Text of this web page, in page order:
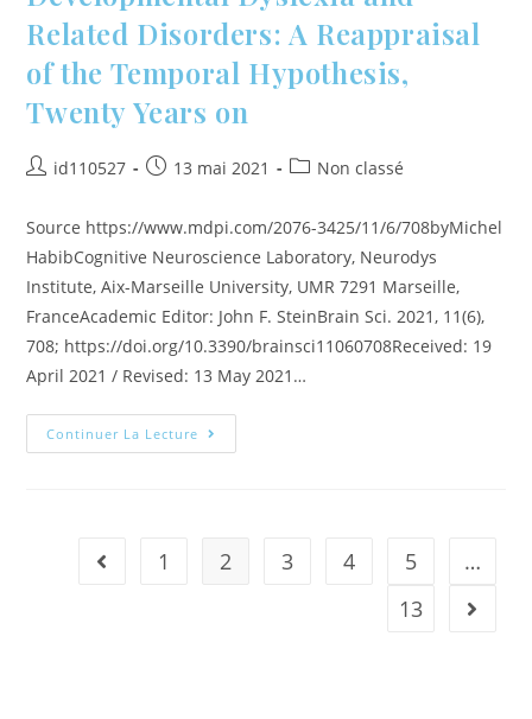
Related Disorders: A Reappraisal
of the Temporal Hypothesis,
Twenty Years on
id110527 13 mai 2021 Non classé
Source https://www.mdpi.com/2076-3425/11/6/708byMichel
HabibCognitive Neuroscience Laboratory, Neurodys
Institute, Aix-Marseille University, UMR 7291 Marseille,
FranceAcademic Editor: John F. SteinBrain Sci. 2021, 11(6),
708; https://doi.org/10.3390/brainsci11060708Received: 19
April 2021 / Revised: 13 May 2021…
Continuer La Lecture
1 2 3 4 5
…
13